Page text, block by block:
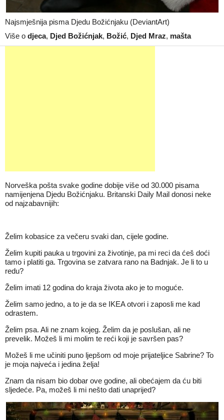
Najsmješnija pisma Djedu Božićnjaku (DeviantArt)
Više o djeca, Djed Božićnjak, Božić, Djed Mraz, mašta
Norveška pošta svake godine dobije više od 30.000 pisama
namijenjena Djedu Božićnjaku. Britanski Daily Mail donosi neke
od najzabavnijih:
Želim kobasice za večeru svaki dan, cijele godine.
Želim kupiti pauka u trgovini za životinje, pa mi reci da ćeš doći
tamo i platiti ga. Trgovina se zatvara rano na Badnjak. Je li to u
redu?
Želim imati 12 godina do kraja života ako je to moguće.
Želim samo jedno, a to je da se IKEA otvori i zaposli me kad
odrastem.
Želim psa. Ali ne znam kojeg. Želim da je poslušan, ali ne
prevelik. Možeš li mi molim te reći koji je savršen pas?
Možeš li me učiniti puno ljepšom od moje prijateljice Sabrine? To
je moja najveća i jedina želja!
Znam da nisam bio dobar ove godine, ali obećajem da ću biti
sljedeće. Pa, možeš li mi nešto dati unaprijed?